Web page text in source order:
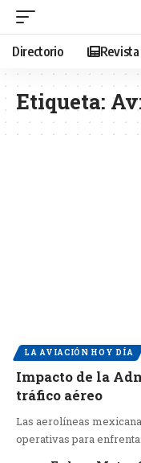
Directorio Revista
Etiqueta:
LA AVIACIÓN HOY DÍA
Impacto de la
tráfico aéreo
Las aerolíneas
operativas para